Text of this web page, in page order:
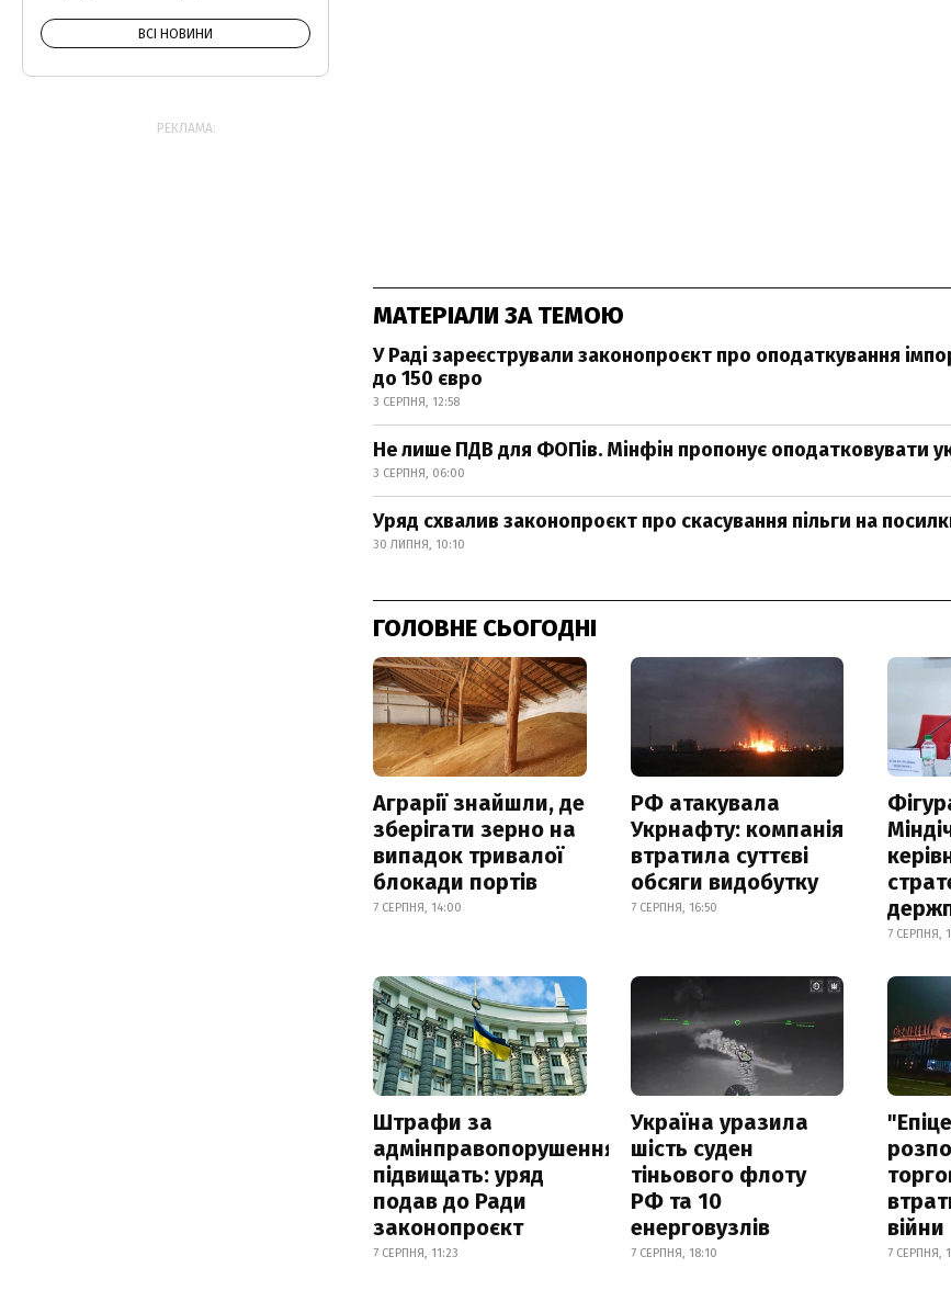
МАТЕРІАЛИ ЗА ТЕМОЮ
У Раді зареєстрували законопроєкт про оподаткування
до 150 євро
3 СЕРПНЯ, 12:58
Не лише ПДВ для ФОПів. Мінфін пропонує оподатковувати
3 СЕРПНЯ, 06:00
Уряд схвалив законопроєкт про скасування пільги на
30 ЛИПНЯ, 10:10
ГОЛОВНЕ СЬОГОДНІ
Аграрії знайшли, де
зберігати зерно на
випадок тривалої
блокади портів
7 СЕРПНЯ, 14:00
РФ атакувала
Укрнафту: компанія
втратила суттєві
обсяги видобутку
7 СЕРПНЯ, 16:50
7 СЕРПНЯ,
Штрафи за
адмінправопорушення
підвищать: уряд
подав до Ради
законопроєкт
7 СЕРПНЯ, 11:23
Україна уразила
шість суден
тіньового флоту
РФ та 10
енерговузлів
7 СЕРПНЯ, 18:10
війни
7 СЕРПНЯ,
ВСІ НОВИНИ
РЕКЛАМА: